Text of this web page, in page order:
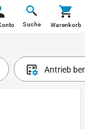
Suche Warenkorb
Antrieb